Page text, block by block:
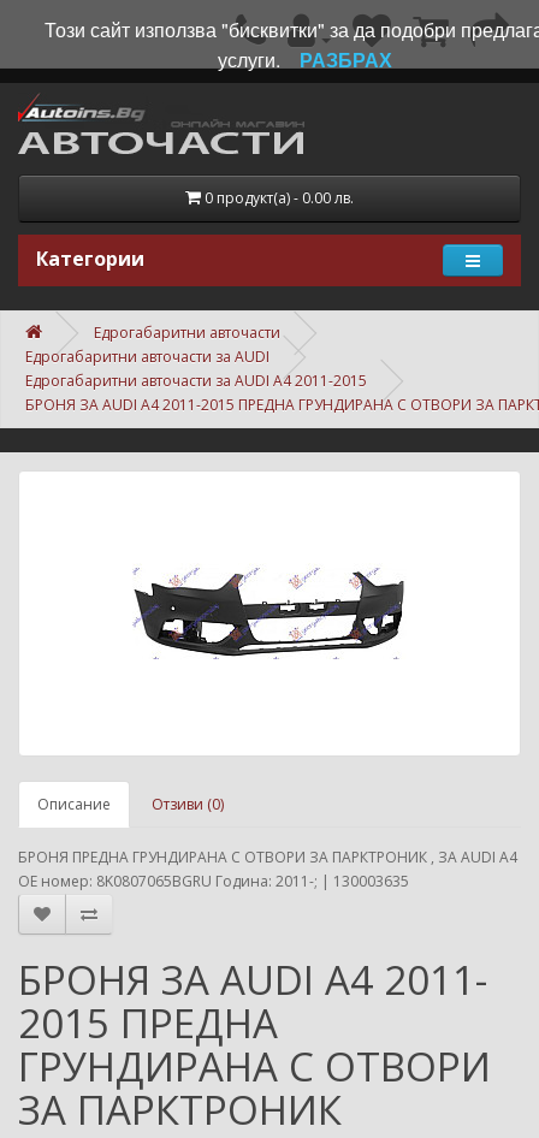
0 продукт(а) - 0.00 лв.
Категории
Едрогабаритни авточасти
Едрогабаритни авточасти за AUDI
Едрогабаритни авточасти за AUDI A4 2011-2015
БРОНЯ ЗА AUDI A4 2011-2015 ПРЕДНА ГРУНДИРАНА С ОТВОРИ ЗА
Описание Отзиви (0)
БРОНЯ ПРЕДНА ГРУНДИРАНА С ОТВОРИ ЗА ПАРКТРОНИК , ЗА AUDI A4
ОЕ номер: 8K0807065BGRU Година: 2011-; | 130003635
БРОНЯ ЗА AUDI A4 2011-
2015 ПРЕДНА
ГРУНДИРАНА С ОТВОРИ
ЗА ПАРКТРОНИК
Този сайт използва "бисквитки" за да подобри
услуги.
РАЗБРАХ